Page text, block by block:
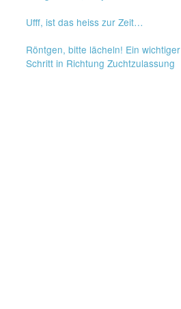
Ufff, ist das heiss zur Zeit…
Röntgen, bitte lächeln! Ein wichtiger
Schritt in Richtung Zuchtzulassung